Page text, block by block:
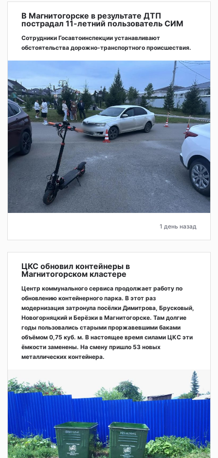
В Магнитогорске в результате ДТП
пострадал 11-летний пользователь СИМ
Сотрудники Госавтоинспекции устанавливают
обстоятельства дорожно-транспортного происшествия.
1 день назад
ЦКС обновил контейнеры в
Магнитогорском кластере
Центр коммунального сервиса продолжает работу по
обновлению контейнерного парка. В этот раз
модернизация затронула посёлки Димитрова, Брусковый,
Новогорняцкий и Берёзки в Магнитогорске. Там долгие
годы пользовались старыми проржавевшими баками
объёмом 0,75 куб. м. В настоящее время силами ЦКС эти
ёмкости заменены. На смену пришло 53 новых
металлических контейнера.